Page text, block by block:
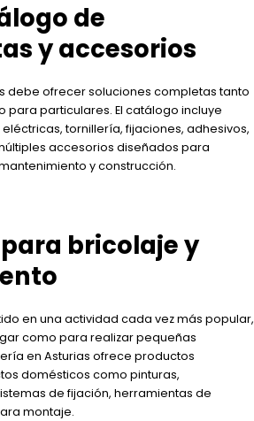
de
y accesorios
debe ofrecer soluciones completas tanto
particulares. El catálogo incluye
tornillería, fijaciones, adhesivos,
accesorios diseñados para
y construcción.
bricolaje y
en una actividad cada vez más popular,
como para realizar pequeñas
en Asturias ofrece productos
domésticos como pinturas,
de fijación, herramientas de
montaje.